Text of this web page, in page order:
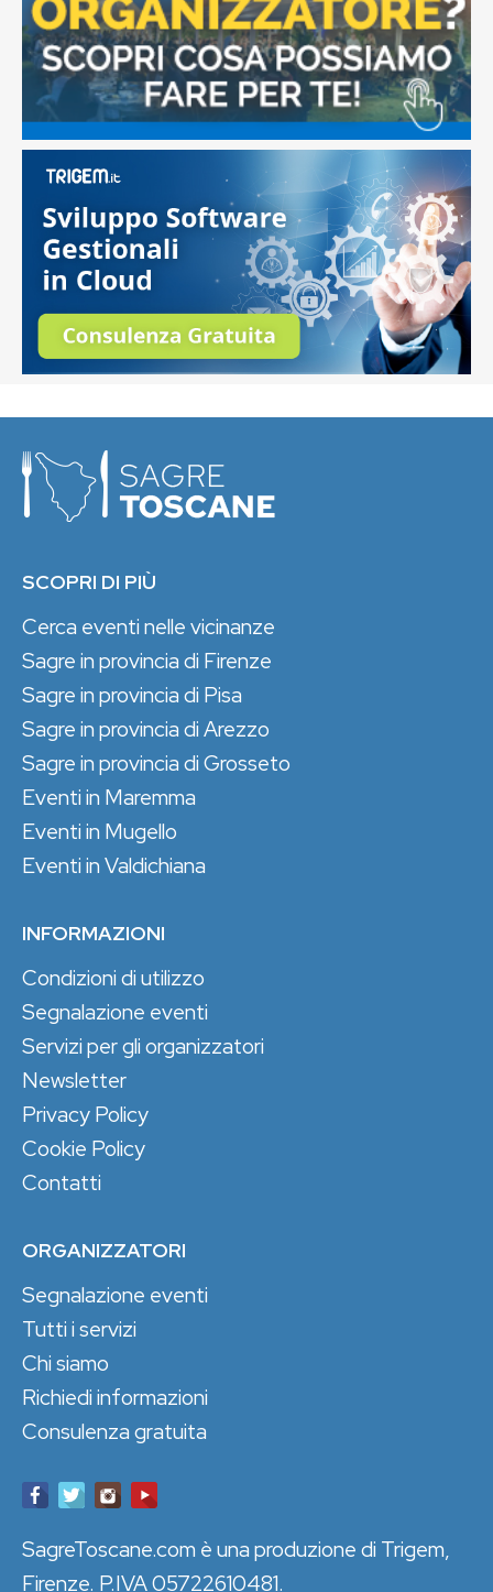
SCOPRI DI PIÙ
Cerca eventi nelle vicinanze
Sagre in provincia di Firenze
Sagre in provincia di Pisa
Sagre in provincia di Arezzo
Sagre in provincia di Grosseto
Eventi in Maremma
Eventi in Mugello
Eventi in Valdichiana
INFORMAZIONI
Condizioni di utilizzo
Segnalazione eventi
Servizi per gli organizzatori
Newsletter
Privacy Policy
Cookie Policy
Contatti
ORGANIZZATORI
Segnalazione eventi
Tutti i servizi
Chi siamo
Richiedi informazioni
Consulenza gratuita
SagreToscane.com è una produzione di Trigem,
Firenze. P.IVA 05722610481.